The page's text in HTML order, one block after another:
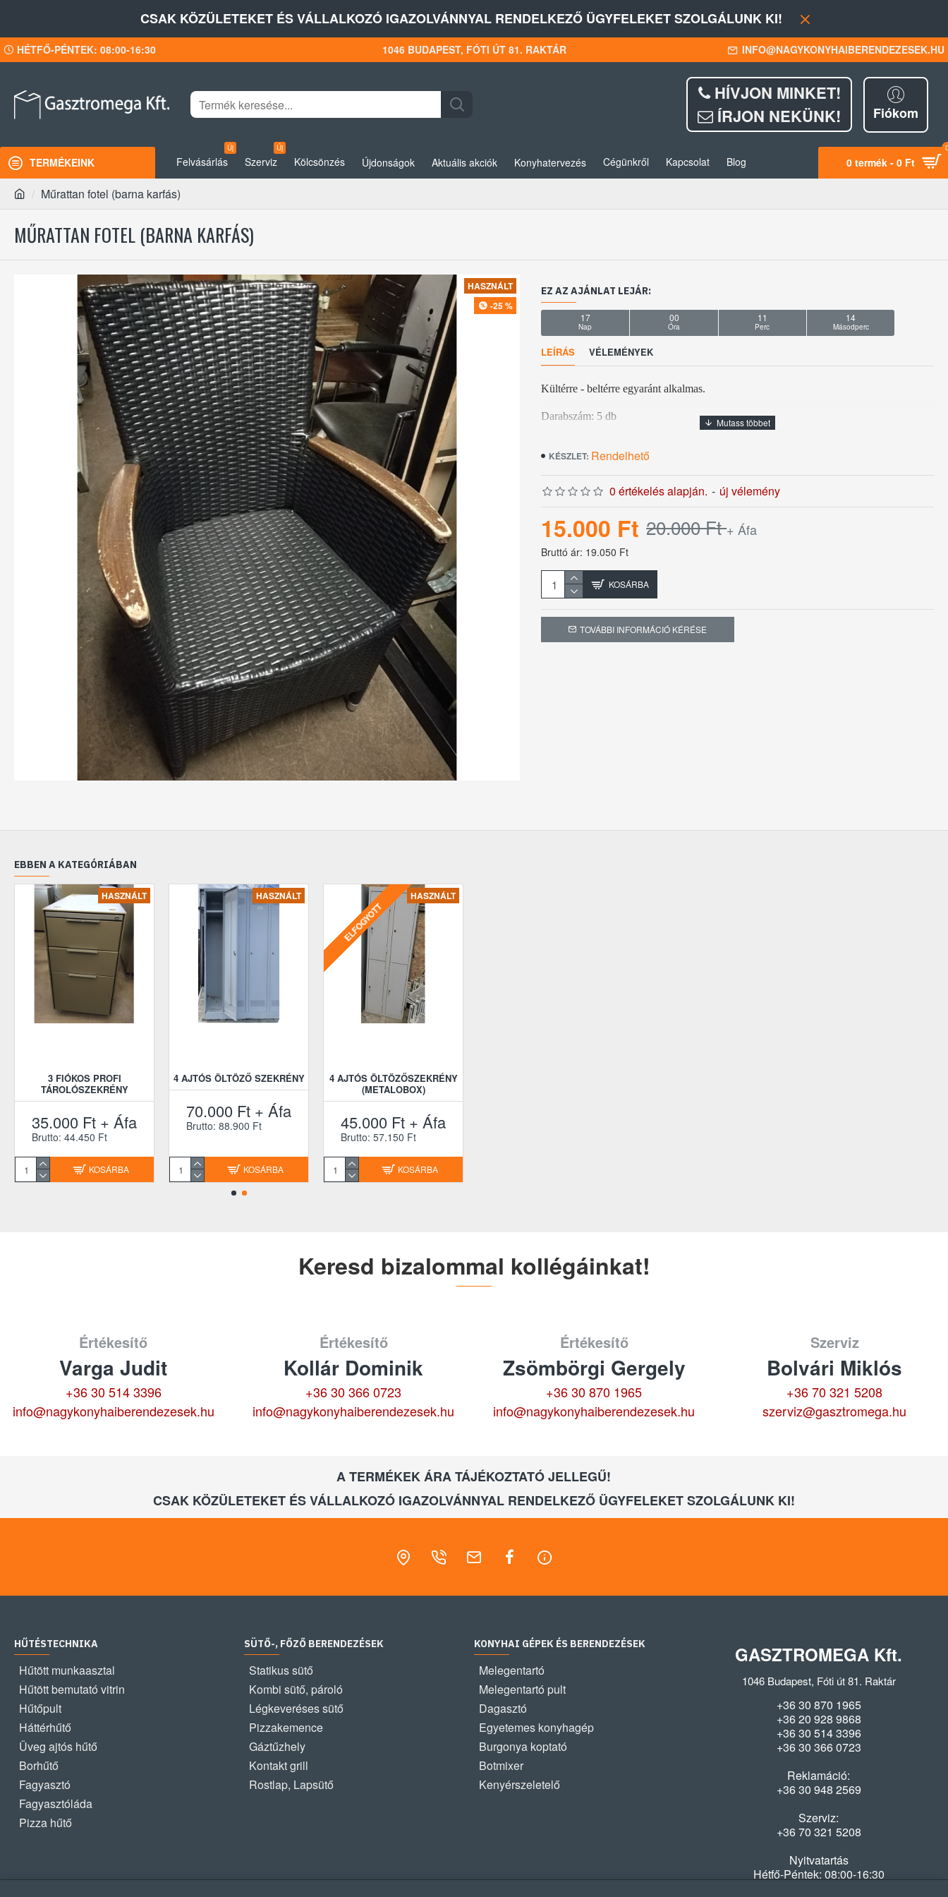
CSAK KÖZÜLETEKET ÉS VÁLLALKOZÓ IGAZOLVÁNNYAL RENDELKEZŐ ÜGYFELEKET SZOLGÁLUNK KI!
HÉTFŐ-PÉNTEK: 08:00-16:30 1046 BUDAPEST, FÓTI ÚT 81. RAKTÁR INFO@NAGYKONYHAIBERENDEZESEK.HU
HÍVJON MINKET!
ÍRJON NEKÜNK!
Fiókom
TERMÉKEINK Felvásárlás
Új
Szerviz
Új
Kölcsönzés Újdonságok Aktuális akciók Konyhatervezés Cégünkről Kapcsolat Blog 0 termék - 0 Ft
Műrattan fotel (barna karfás)
MŰRATTAN FOTEL (BARNA KARFÁS)
HASZNÁLT
-25 %
LEÍRÁS VÉLEMÉNYEK
Kültérre - beltérre egyaránt alkalmas.
Darabszám: 5 db
KÉSZLET: Rendelhető
0 értékelés alapján. - új vélemény
EZ AZ AJÁNLAT LEJÁR:
17
Nap
00
Óra
11
Perc
13
Másodperc
15.000 Ft 20.000 Ft+ Áfa
Bruttó ár: 19.050 Ft
KOSÁRBA
TOVÁBBI INFORMÁCIÓ KÉRÉSE
EBBEN A KATEGÓRIÁBAN
HASZNÁLT
3 FIÓKOS PROFI
TÁROLÓSZEKRÉNY
35.000 Ft + Áfa
Brutto: 44.450 Ft
KOSÁRBA
HASZNÁLT
4 AJTÓS ÖLTÖZŐ SZEKRÉNY
70.000 Ft + Áfa
Brutto: 88.900 Ft
KOSÁRBA
HASZNÁLT
ELFOGYOTT
4 AJTÓS ÖLTÖZŐSZEKRÉNY
(METALOBOX)
45.000 Ft + Áfa
Brutto: 57.150 Ft
KOSÁRBA
Keresd bizalommal kollégáinkat!
Értékesítő
Varga Judit
+36 30 514 3396
info@nagykonyhaiberendezesek.hu
Értékesítő
Kollár Dominik
+36 30 366 0723
info@nagykonyhaiberendezesek.hu
Értékesítő
Zsömbörgi Gergely
+36 30 870 1965
info@nagykonyhaiberendezesek.hu
Szerviz
Bolvári Miklós
+36 70 321 5208
szerviz@gasztromega.hu
A TERMÉKEK ÁRA TÁJÉKOZTATÓ JELLEGŰ!
CSAK KÖZÜLETEKET ÉS VÁLLALKOZÓ IGAZOLVÁNNYAL RENDELKEZŐ ÜGYFELEKET SZOLGÁLUNK KI!
HŰTÉSTECHNIKA
Hűtött munkaasztal
Hűtött bemutató vitrin
Hűtőpult
Háttérhűtő
Üveg ajtós hűtő
Borhűtő
Fagyasztó
Fagyasztóláda
Pizza hűtő
SÜTŐ-, FŐZŐ BERENDEZÉSEK
Statikus sütő
Kombi sütő, pároló
Légkeveréses sütő
Pizzakemence
Gáztűzhely
Kontakt grill
Rostlap, Lapsütő
KONYHAI GÉPEK ÉS BERENDEZÉSEK
Melegentartó
Melegentartó pult
Dagasztó
Egyetemes konyhagép
Burgonya koptató
Botmixer
Kenyérszeletelő
GASZTROMEGA Kft.
1046 Budapest, Fóti út 81. Raktár
+36 30 870 1965
+36 20 928 9868
+36 30 514 3396
+36 30 366 0723
Reklamáció:
+36 30 948 2569
Szerviz:
+36 70 321 5208
Nyitvatartás
Hétfő-Péntek: 08:00-16:30